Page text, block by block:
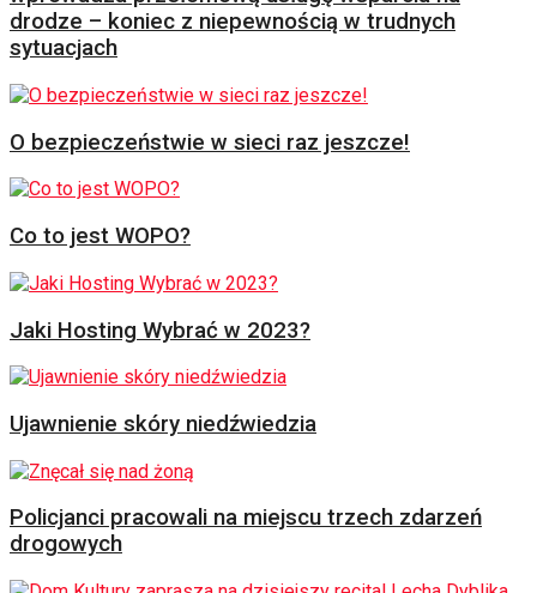
drodze – koniec z niepewnością w trudnych
sytuacjach
O bezpieczeństwie w sieci raz jeszcze!
Co to jest WOPO?
Jaki Hosting Wybrać w 2023?
Ujawnienie skóry niedźwiedzia
Policjanci pracowali na miejscu trzech zdarzeń
drogowych